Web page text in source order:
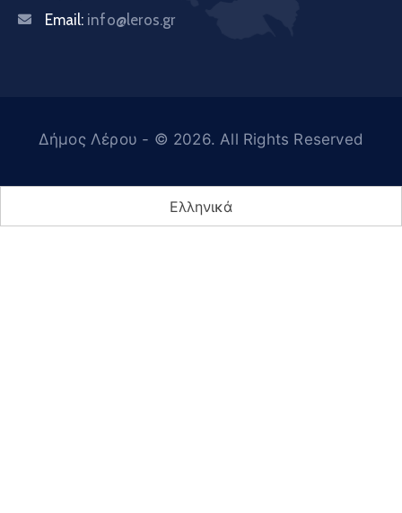
Email: info@leros.gr
Δήμος Λέρου - © 2026. All Rights Reserved
Ελληνικά